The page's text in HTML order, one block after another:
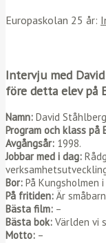
Europaskolan 25 år:
Intervju med
före detta elev på
Namn: David
Program och klass på
Avgångsår: 1998.
Jobbar med i dag:
Bor: På Kungsholmen
På fritiden: Är
Bästa film: –
Bästa bok: Världen vi
Motto: –